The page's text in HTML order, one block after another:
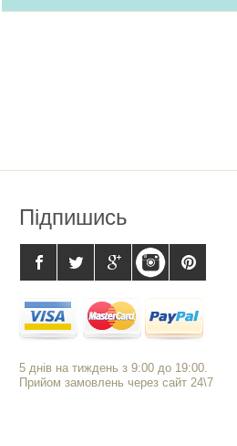
Підпишись
5 днів на тиждень з 9:00 до 19:00.
Прийом замовлень через сайт 24\7